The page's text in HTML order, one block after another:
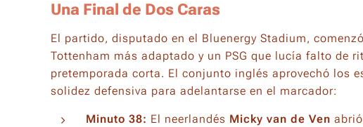
Una Final de Dos Caras
El partido, disputado en el Bluenergy Stadium,
Tottenham más adaptado y un PSG que lucía falto de
pretemporada corta. El conjunto inglés aprovechó los
solidez defensiva para adelantarse en el marcador:
Minuto 38: El neerlandés Micky van de Ven